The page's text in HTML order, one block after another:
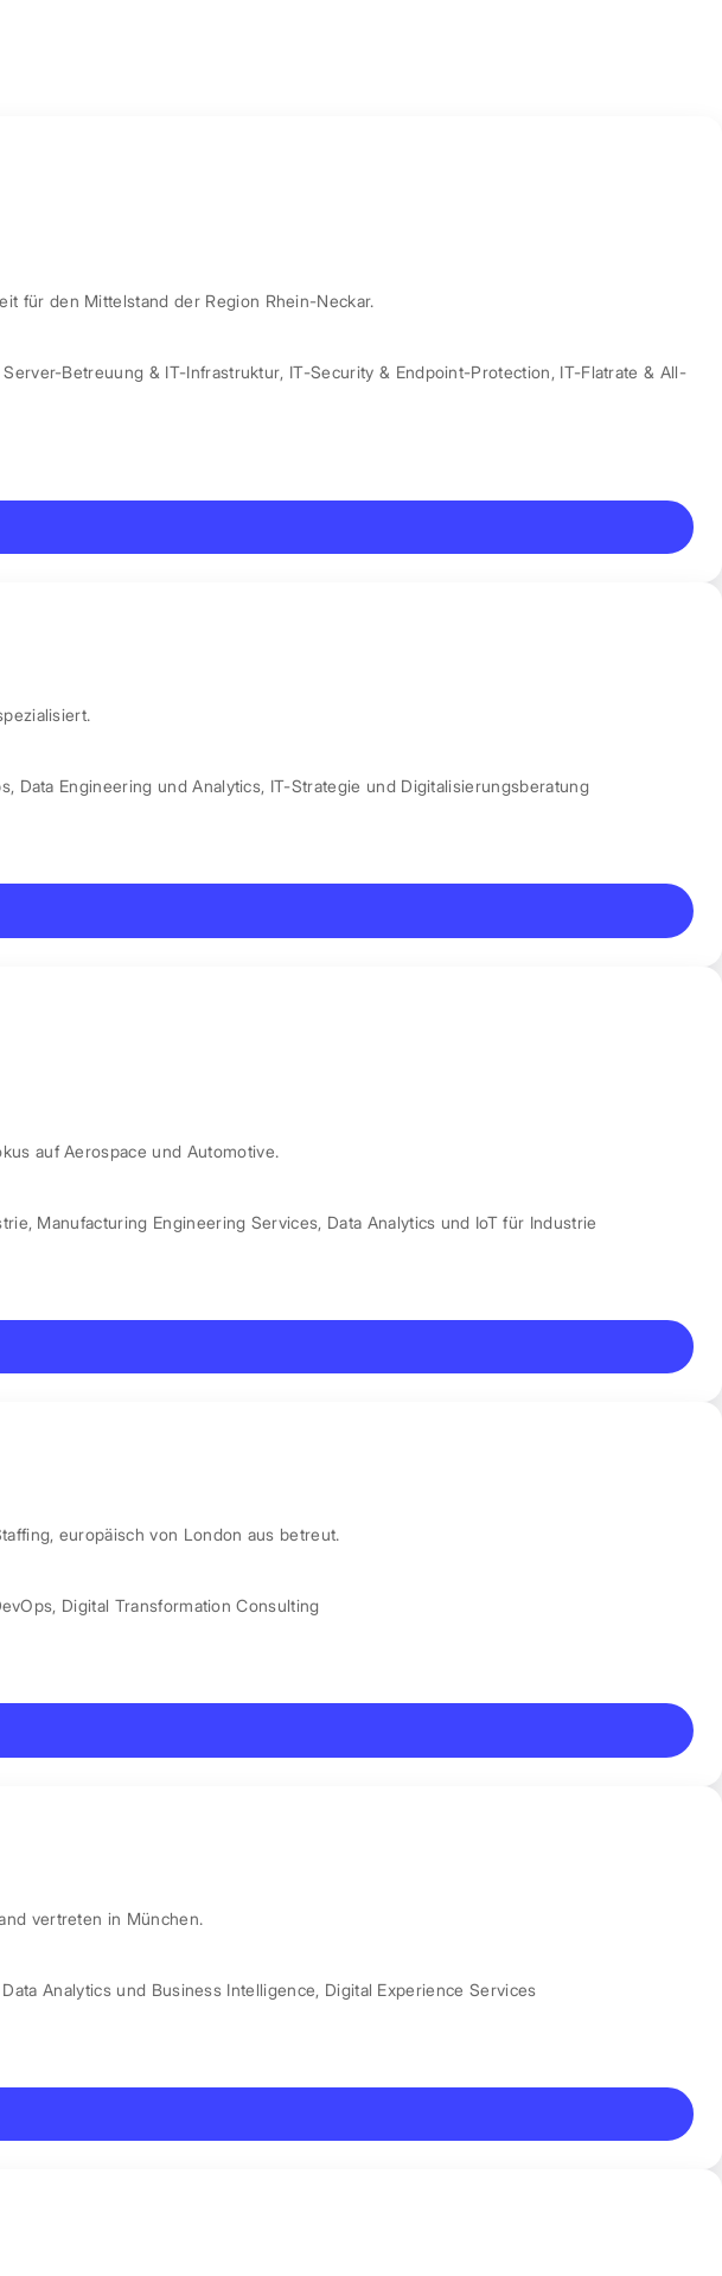
für den Mittelstand der Region Rhein-Neckar.
Server-Betreuung & IT-Infrastruktur, IT-Security & Endpoint-Protection, IT-Flatrate & All-
, Data Engineering und Analytics, IT-Strategie und Digitalisierungsberatung
auf Aerospace und Automotive.
, Manufacturing Engineering Services, Data Analytics und IoT für Industrie
europäisch von London aus betreut.
, Digital Transformation Consulting
vertreten in München.
Data Analytics und Business Intelligence, Digital Experience Services